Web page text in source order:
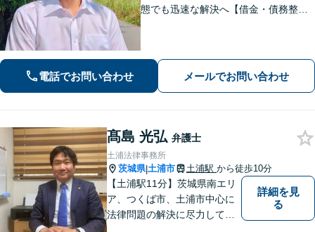
態でも迅速な解決へ【借金・債務整
可】【休日・夜間対応可】
電話でお問い合わせ メールでお問い合わせ
髙島 光弘 弁護士
土浦法律事務所
茨城県|土浦市 土浦駅 から徒歩10分
【土浦駅11分】茨城県南エリ
ア、つくば市、土浦市中心に
法律問題の解決に尽力してお
詳細を見
る